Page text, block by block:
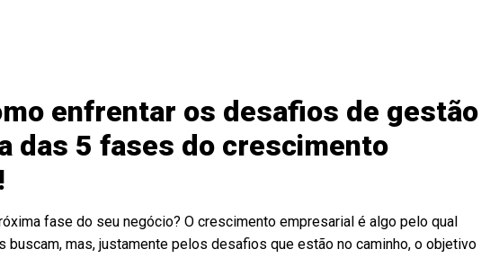
enfrentar os desafios de gestão
das 5 fases do crescimento
fase do seu negócio? O crescimento empresarial é algo pelo qual
mas, justamente pelos desafios que estão no caminho, o objetivo